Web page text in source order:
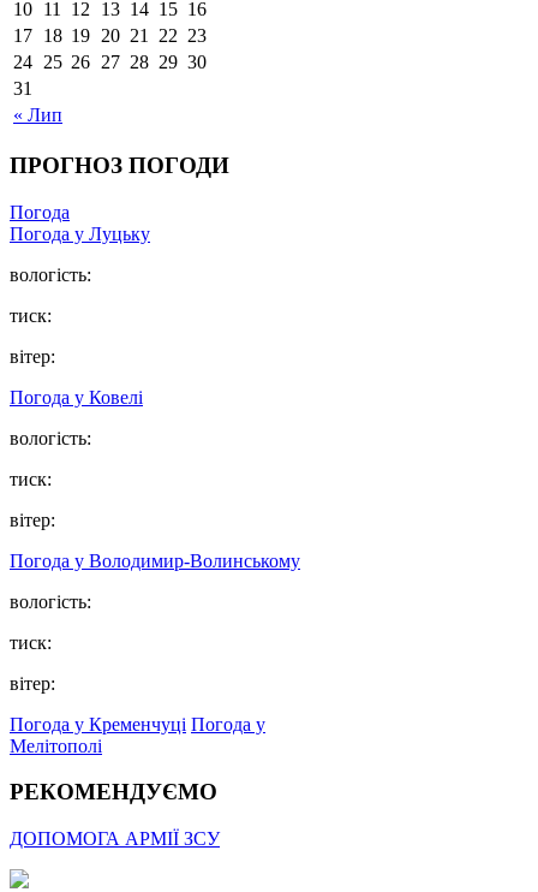
« Лип
10 11 12 13 14 15 16
17 18 19 20 21 22 23
24 25 26 27 28 29 30
31
ПРОГНОЗ ПОГОДИ
Погода
Погода у Луцьку
вологість:
тиск:
вітер:
Погода у Ковелі
вологість:
тиск:
вітер:
Погода у Володимир-Волинському
вологість:
тиск:
вітер:
Погода у Кременчуці Погода у
Мелітополі
РЕКОМЕНДУЄМО
ДОПОМОГА АРМІЇ ЗСУ